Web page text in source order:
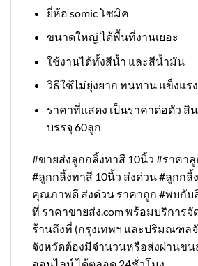
ยี่ห้อ somic โซมิค
ขนาดใหญ่ ได้พื้นที่งานเยอะ
ใช้งานได้ทั้งสีน้ำ และสีน้ำมัน
วิธีใช้ไม่ยุ่งยาก ทนทาน แข็งแรง
ราคาที่แสดง เป็นราคาต่อตัว สิ
บรรจุ 60ลูก
#ขายส่งลูกกลิ้งทาสี 10นิ้ว #ราคา
#ลูกกลิ้งทาสี 10นิ้ว ส่งด่วน #ลูกกลิ้
คุณภาพดี ส่งด่วน ราคาถูก #พบกับ
ที่ ราคาขายส่ง.com พร้อมบริการจั
ร้านถึงที่ (กรุงเทพฯ และปริมณฑล
จังหวัดต้องมีจำนวนหรือส่งผ่านขน